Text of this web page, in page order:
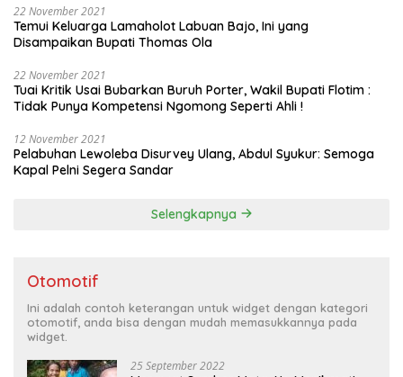
22 November 2021
Temui Keluarga Lamaholot Labuan Bajo, Ini yang
Disampaikan Bupati Thomas Ola
22 November 2021
Tuai Kritik Usai Bubarkan Buruh Porter, Wakil Bupati Flotim :
Tidak Punya Kompetensi Ngomong Seperti Ahli !
12 November 2021
Pelabuhan Lewoleba Disurvey Ulang, Abdul Syukur: Semoga
Kapal Pelni Segera Sandar
Selengkapnya
Otomotif
Ini adalah contoh keterangan untuk widget dengan kategori
otomotif, anda bisa dengan mudah memasukkannya pada
widget.
25 September 2022